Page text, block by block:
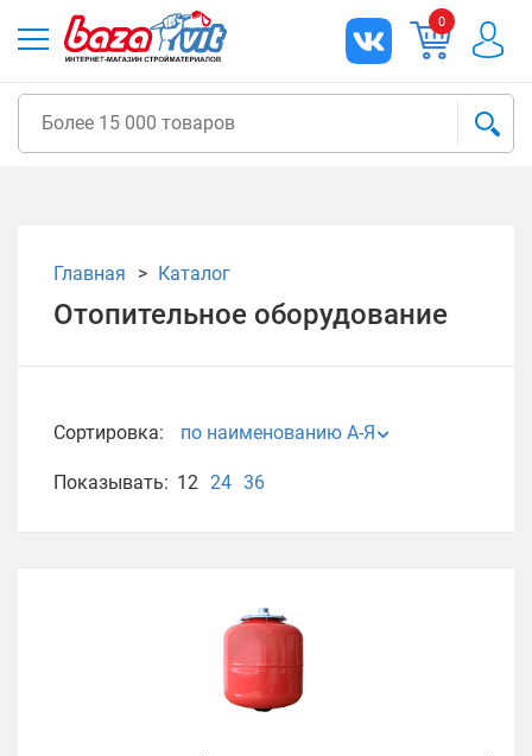
0
Главная Каталог
Отопительное оборудование
Сортировка: по наименованию А-Я
Показывать: 12 24 36